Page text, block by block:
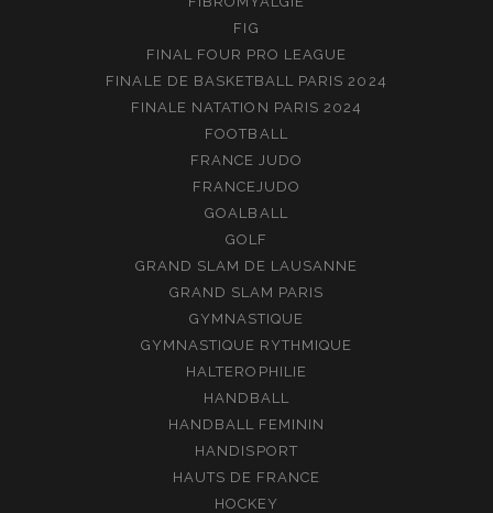
FIG
FINAL FOUR PRO LEAGUE
FINALE DE BASKETBALL PARIS 2024
FINALE NATATION PARIS 2024
FOOTBALL
FRANCE JUDO
FRANCEJUDO
GOALBALL
GOLF
GRAND SLAM DE LAUSANNE
GRAND SLAM PARIS
GYMNASTIQUE
GYMNASTIQUE RYTHMIQUE
HALTEROPHILIE
HANDBALL
HANDBALL FEMININ
HANDISPORT
HAUTS DE FRANCE
HOCKEY